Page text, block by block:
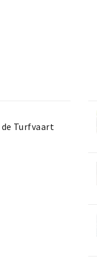
Turfvaart